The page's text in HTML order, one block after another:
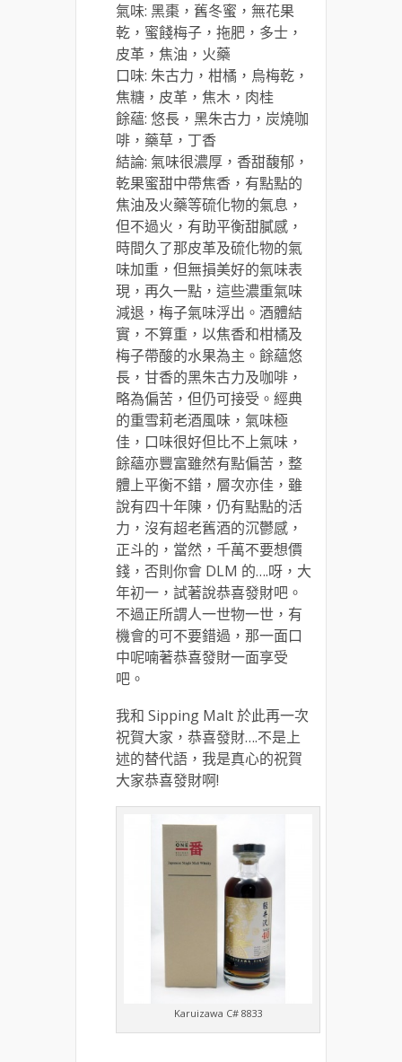
氣味: 黑棗，舊冬蜜，無花果
乾，蜜餞梅子，拖肥，多士，
皮革，焦油，火藥
口味: 朱古力，柑橘，烏梅乾，
焦糖，皮革，焦木，肉桂
餘蘊: 悠長，黑朱古力，炭燒咖
啡，藥草，丁香
結論: 氣味很濃厚，香甜馥郁，
乾果蜜甜中帶焦香，有點點的
焦油及火藥等硫化物的氣息，
但不過火，有助平衡甜膩感，
時間久了那皮革及硫化物的氣
味加重，但無損美好的氣味表
現，再久一點，這些濃重氣味
減退，梅子氣味浮出。酒體結
實，不算重，以焦香和柑橘及
梅子帶酸的水果為主。餘蘊悠
長，甘香的黑朱古力及咖啡，
略為偏苦，但仍可接受。經典
的重雪莉老酒風味，氣味極
佳，口味很好但比不上氣味，
餘蘊亦豐富雖然有點偏苦，整
體上平衡不錯，層次亦佳，雖
說有四十年陳，仍有點點的活
力，沒有超老舊酒的沉鬱感，
正斗的，當然，千萬不要想價
錢，否則你會 DLM 的….呀，大
年初一，試著說恭喜發財吧。
不過正所謂人一世物一世，有
機會的可不要錯過，那一面口
中呢喃著恭喜發財一面享受
吧。
我和 Sipping Malt 於此再一次
祝賀大家，恭喜發財….不是上
述的替代語，我是真心的祝賀
大家恭喜發財啊!
Karuizawa C# 8833